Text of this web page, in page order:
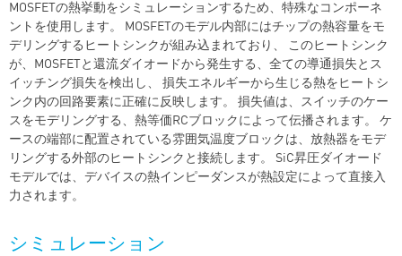
MOSFETの熱挙動をシミュレーションするため、特殊なコンポーネ
ントを使用します。 MOSFETのモデル内部にはチップの熱容量をモ
デリングするヒートシンクが組み込まれており、 このヒートシンク
が、MOSFETと還流ダイオードから発生する、全ての導通損失とス
イッチング損失を検出し、 損失エネルギーから生じる熱をヒートシ
ンク内の回路要素に正確に反映します。 損失値は​​、スイッチのケー
スをモデリングする、熱等価RCブロックによって伝播されます。 ケ
ースの端部に配置されている雰囲気温度ブロックは、放熱器をモデ
リングする外部のヒートシンクと接続します。 SiC昇圧ダイオード
モデルでは、デバイスの熱インピーダンスが熱設定によって直接入
力されます。
シミュレーション